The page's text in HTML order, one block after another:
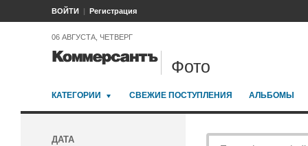
ВОЙТИ Регистрация
06 АВГУСТА, ЧЕТВЕРГ
Фото
КАТЕГОРИИ СВЕЖИЕ ПОСТУПЛЕНИЯ АЛЬБОМЫ
ДАТА